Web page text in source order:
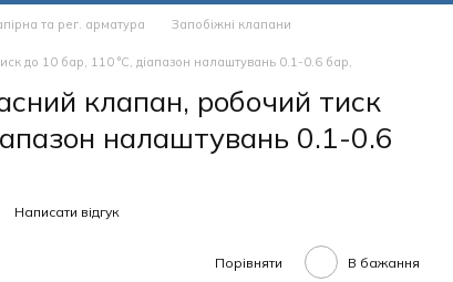
та рег. арматура
Запобіжні клапани
до 10 бар, 110 °C, діапазон налаштувань 0.1-0.6 бар,
клапан, робочий тиск
налаштувань 0.1-0.6
Написати відгук
Порівняти В бажання